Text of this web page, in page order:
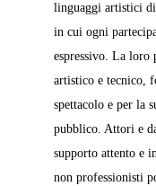
linguaggi artistici
in cui ogni
espressivo. La loro
artistico e tecnico,
spettacolo e per la
pubblico. Attori e
supporto attento e
non professionisti